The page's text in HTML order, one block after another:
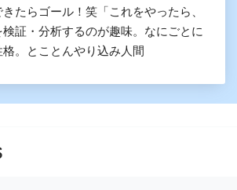
たらゴール！笑「これをやったら、
証・分析するのが趣味。なにごとに
格。とことんやり込み人間